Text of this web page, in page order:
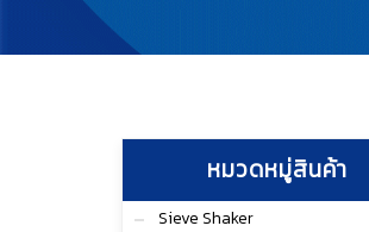
หมวดหมู่สินค้า
Sieve Shaker